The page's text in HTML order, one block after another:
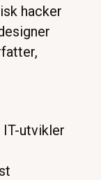
hacker
IT-utvikler